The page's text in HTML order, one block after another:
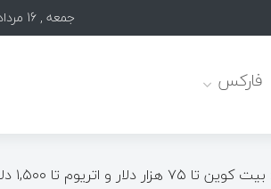
جمعه , 16 مرداد 1405
فارکس
تا ۱,۵۰۰ دلار سقوط می‌کند!